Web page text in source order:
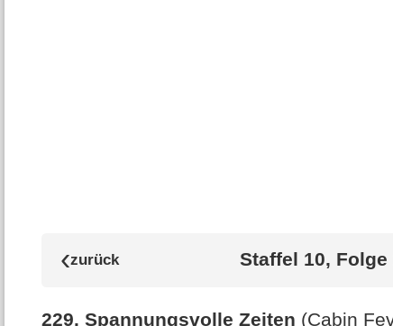
Staffel 10, Folge
229.Spannungsvolle Zeiten (Cabin